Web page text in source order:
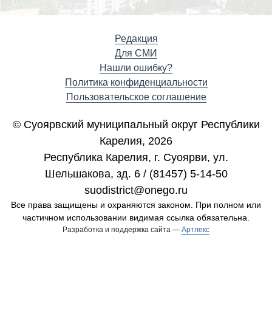
Редакция
Для СМИ
Нашли ошибку?
Политика конфиденциальности
Пользовательское соглашение
© Суоярвский муниципальный округ Республики
Карелия, 2026
Республика Карелия, г. Cуоярви, ул.
Шельшакова, зд. 6 / (81457) 5-14-50
suodistrict@onego.ru
Все права защищены и охраняются законом. При полном или
частичном использовании видимая ссылка обязательна.
Разработка и поддержка сайта — Артлекс